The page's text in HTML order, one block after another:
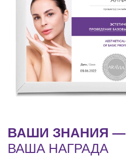
ВАШИ ЗНАНИЯ —
ВАША НАГРАДА